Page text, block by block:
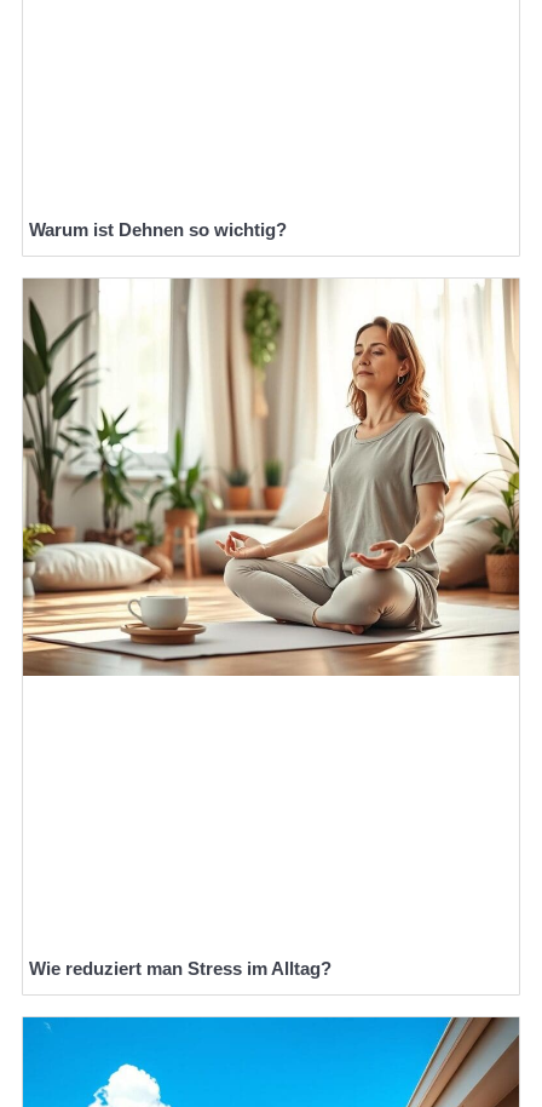
Warum ist Dehnen so wichtig?
Wie reduziert man Stress im Alltag?